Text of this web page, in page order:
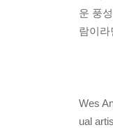
운 풍
람이라
Wes
ual